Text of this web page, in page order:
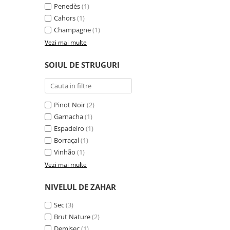
Penedès(1)
Cahors(1)
Champagne(1)
Vezi mai multe
SOIUL DE STRUGURI
Pinot Noir(2)
Garnacha(1)
Espadeiro (1)
Borraçal(1)
Vinhão (1)
Vezi mai multe
NIVELUL DE ZAHAR
Sec(3)
Brut Nature(2)